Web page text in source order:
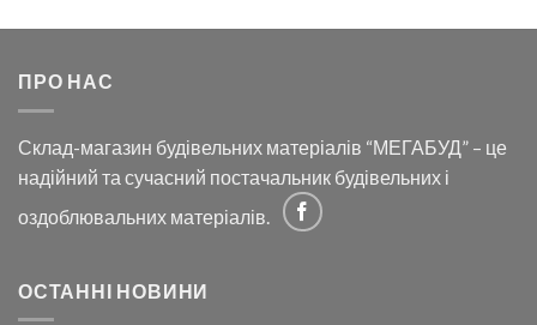
ПРО НАС
Склад-магазин будівельних матеріалів “МЕГАБУД” – це
надійний та сучасний постачальник будівельних і
оздоблювальних матеріалів.
ОСТАННІ НОВИНИ